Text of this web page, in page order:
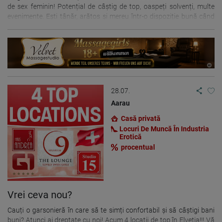
cunoaște-ne! Abea aștept sa te văd
de sex feminin! Potențial de câștig de top, oaspeți solvenți, multe
evenimente. Ești tânăr, arătos și mereu într-o dispoziție bună când
îngrijit: vă puteți înregistra la noi fără nicio grijă. Aproape de granița
cu Franța, Haguenau, Elveția. Pentru mai multe informatii va rugam
sa ne contactati la Tel.: 0162-3705291 Îndrăznește, pentru că
merită!
28.07.
Aarau
Casă privată
Locuri De Muncă În Industria
Erotică
procentual
Vrei ceva nou?
Cauți o garsonieră în care să te simți confortabil și să câștigi bani
buni? Atunci ai dreptate cu noi! Acum 4 locații de top în Elveția!!! Vă